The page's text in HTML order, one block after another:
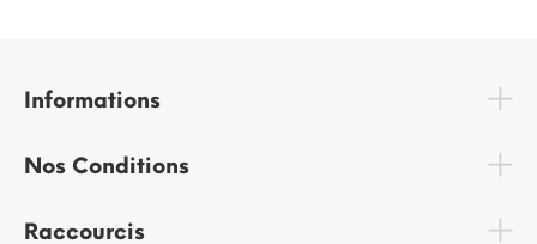
Informations
Nos Conditions
Raccourcis